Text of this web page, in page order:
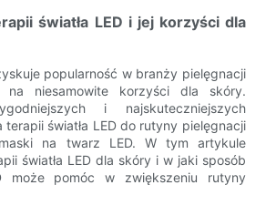
światła LED i jej korzyści dla
popularność w branży pielęgnacji
niesamowite korzyści dla skóry.
i najskuteczniejszych
terapii światła LED do rutyny pielęgnacji
na twarz LED. W tym artykule
światła LED dla skóry i w jaki sposób
może pomóc w zwiększeniu rutyny